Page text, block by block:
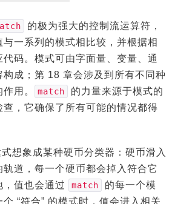
的极为强大的控制流运算符，
一系列的模式相比较，并根据相
码。模式可由字面量、变量、通
构成；第 18 章会涉及到所有不同种
用。
match
的力量来源于模式的
，它确保了所有可能的情况都得
想象成某种硬币分类器：硬币滑入
道，每一个硬币都会掉入符合它
，值也会通过
match
的每一个模
“符合” 的模式时，值会进入相关